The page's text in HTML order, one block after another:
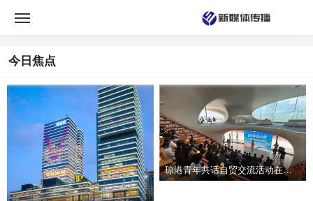
今日焦点
琼港青年共话自贸交流活动在海口举行